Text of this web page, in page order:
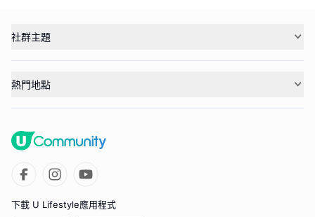
社群主題
熱門地點
下載 U Lifestyle應用程式